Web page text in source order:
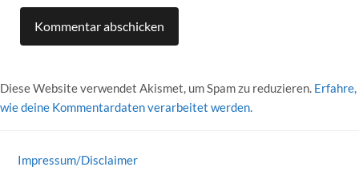
Diese Website verwendet Akismet, um Spam zu reduzieren. Erfahre,
wie deine Kommentardaten verarbeitet werden.
Impressum/Disclaimer